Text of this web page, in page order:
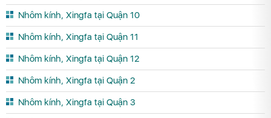
Nhôm kính, Xingfa tại Quận 10
Nhôm kính, Xingfa tại Quận 11
Nhôm kính, Xingfa tại Quận 12
Nhôm kính, Xingfa tại Quận 2
Nhôm kính, Xingfa tại Quận 3